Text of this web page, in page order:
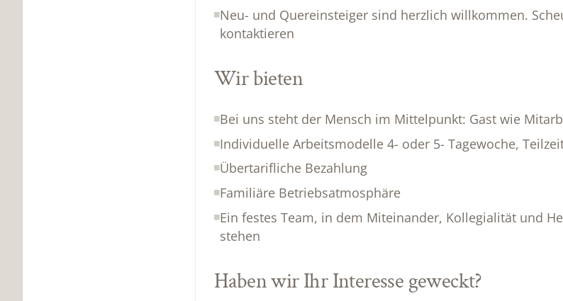
Neu- und Quereinsteiger sind herzlich willkommen.
kontaktieren
Wir bieten
Bei uns steht der Mensch im Mittelpunkt: Gast wie
Individuelle Arbeitsmodelle 4- oder 5- Tagewoche,
Übertarifliche Bezahlung
Familiäre Betriebsatmosphäre
Ein festes Team, in dem Miteinander, Kollegialität und
stehen
Haben wir Ihr Interesse geweckt?